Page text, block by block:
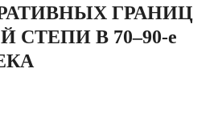
ГРАНИЦ
СТЕПИ В 70–90-е